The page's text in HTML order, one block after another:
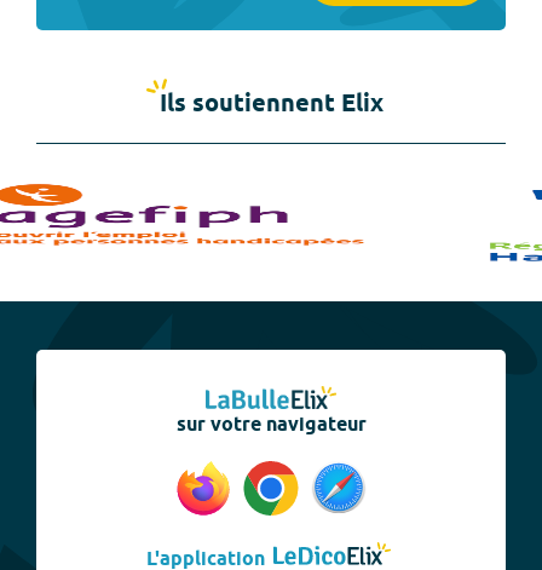
Ils soutiennent Elix
sur votre navigateur
L'application